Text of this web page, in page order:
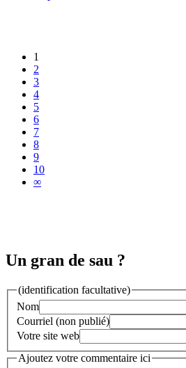
1
2
3
4
5
6
7
8
9
10
∞
Un gran de sau ?
(identification facultative)
Nom
Courriel (non publié)
Votre site web
Ajoutez votre commentaire ici